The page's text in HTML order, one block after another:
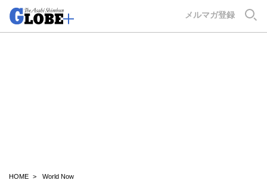
メルマガ登録
HOME World Now